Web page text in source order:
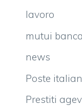
lavoro
mutui
news
Poste
Prestiti